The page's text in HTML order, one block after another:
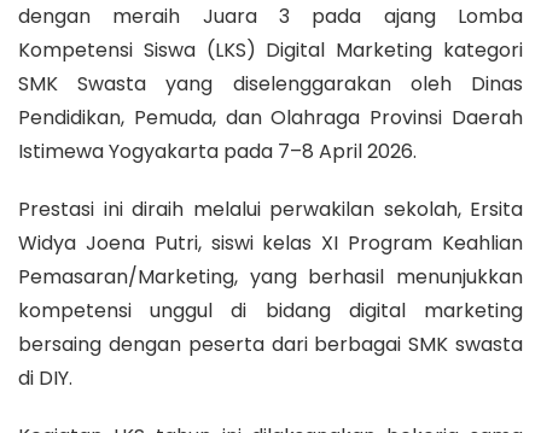
dengan meraih Juara 3 pada ajang Lomba
Kompetensi Siswa (LKS) Digital Marketing kategori
SMK Swasta yang diselenggarakan oleh Dinas
Pendidikan, Pemuda, dan Olahraga Provinsi Daerah
Istimewa Yogyakarta pada 7–8 April 2026.
Prestasi ini diraih melalui perwakilan sekolah, Ersita
Widya Joena Putri, siswi kelas XI Program Keahlian
Pemasaran/Marketing, yang berhasil menunjukkan
kompetensi unggul di bidang digital marketing
bersaing dengan peserta dari berbagai SMK swasta
di DIY.